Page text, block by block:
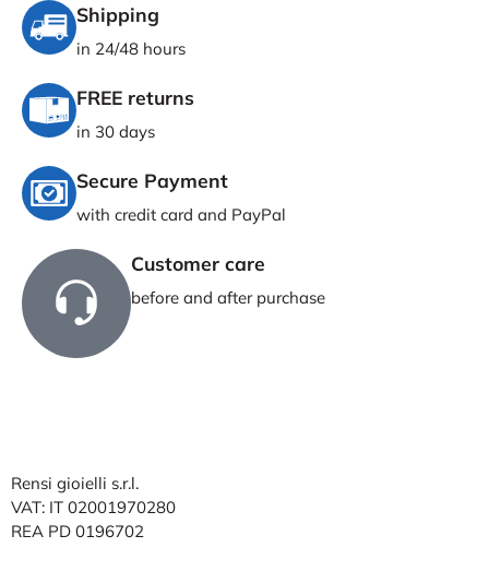
Shipping
in 24/48 hours
FREE returns
in 30 days
Secure Payment
with credit card and PayPal
Customer care
before and after purchase
Rensi gioielli s.r.l.
VAT: IT 02001970280
REA PD 0196702